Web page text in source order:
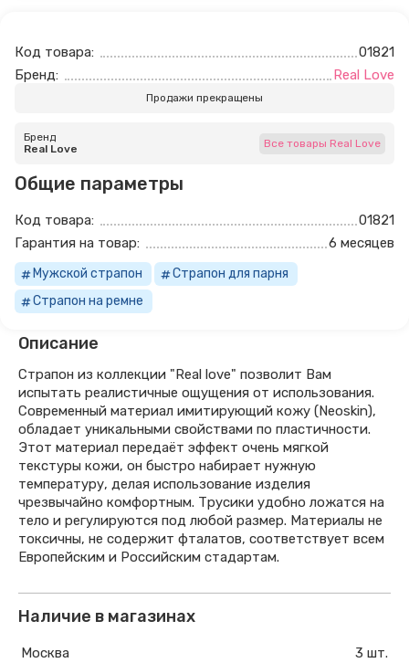
Код товара:
01821
Бренд:
Real Love
Продажи прекращены
Бренд
Real Love
Все товары Real Love
Общие параметры
Код товара:
01821
Гарантия на товар:
6 месяцев
Мужской страпон
Страпон для парня
Страпон на ремне
Описание
Страпон из коллекции "Real love" позволит Вам
испытать реалистичные ощущения от использования.
Современный материал имитирующий кожу (Neoskin),
обладает уникальными свойствами по пластичности.
Этот материал передаёт эффект очень мягкой
текстуры кожи, он быстро набирает нужную
температуру, делая использование изделия
чрезвычайно комфортным. Трусики удобно ложатся на
тело и регулируются под любой размер. Материалы не
токсичны, не содержит фталатов, соответствует вcем
Европейским и Российским стадартам.
Наличие в магазинах
Москва 3 шт.